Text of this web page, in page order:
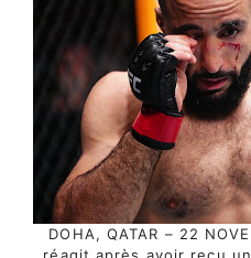
DOHA, QATAR – 22
réagit après avoir reçu